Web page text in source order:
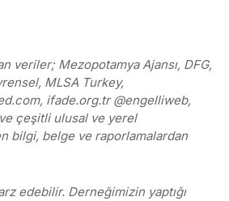
veriler; Mezopotamya Ajansı, DFG,
MLSA Turkey,
ifade.org.tr @engelliweb,
çeşitli ulusal ve yerel
bilgi, belge ve raporlamalardan
edebilir. Derneğimizin yaptığı